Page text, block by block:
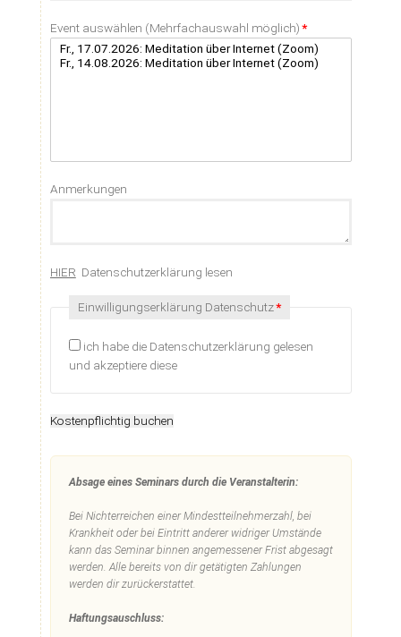
Pflichtfeld
Event auswählen (Mehrfachauswahl möglich)*
Anmerkungen
HIER Datenschutzerklärung lesen
Pflichtfeld
Einwilligungserklärung Datenschutz*
ich habe die Datenschutzerklärung gelesen
und akzeptiere diese
Kostenpflichtig buchen
Absage eines Seminars durch die Veranstalterin:
Bei Nichterreichen einer Mindestteilnehmerzahl, bei
Krankheit oder bei Eintritt anderer widriger Umstände
kann das Seminar binnen angemessener Frist abgesagt
werden. Alle bereits von dir getätigten Zahlungen
werden dir zurückerstattet.
Haftungsauschluss: